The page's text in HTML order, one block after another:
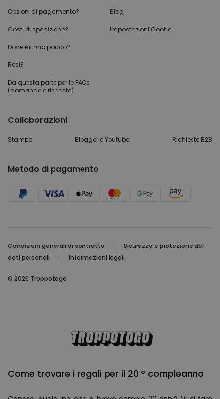
Opzioni di pagamento?
Costi di spedizione?
Dove è il mio pacco?
Resi?
Da questa parte per le FAQs
(domande e risposte)
Blog
Impostazioni Cookie
Collaborazioni
Stampa Blogger e Youtuber Richieste B2B
Metodo di pagamento
Condizioni generali di contratto
Sicurezza e protezione dei
dati personali
Informazioni legali
© 2026 Troppotogo
Come trovare i regali per il 20 ° compleanno